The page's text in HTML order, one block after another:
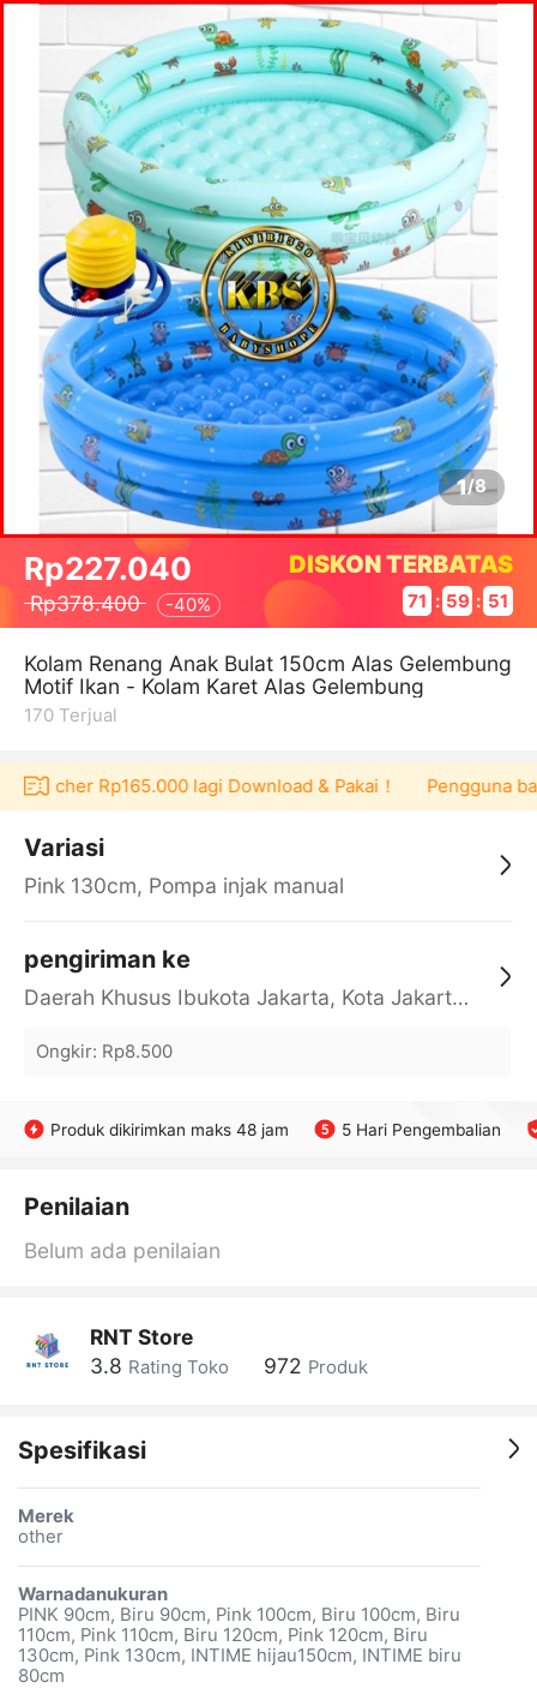
1/8
Rp227.040
Rp378.400 -40%
DISKON TERBATAS
71 : 59 : 50
Kolam Renang Anak Bulat 150cm Alas Gelembung
Motif Ikan - Kolam Karet Alas Gelembung
170 Terjual
Rp165.000 lagi Download & Pakai！ Pengguna
Variasi
Pink 130cm, Pompa injak manual
pengiriman ke
Daerah Khusus Ibukota Jakarta, Kota Jakarta Barat, Cengkareng, yy
Ongkir: Rp8.500
Produk dikirimkan maks 48 jam 5 Hari Pengembalian
Penilaian
Belum ada penilaian
RNT Store
3.8 Rating Toko 972 Produk
Spesifikasi
Merek
other
Warnadanukuran
PINK 90cm, Biru 90cm, Pink 100cm, Biru 100cm, Biru
110cm, Pink 110cm, Biru 120cm, Pink 120cm, Biru
130cm, Pink 130cm, INTIME hijau150cm, INTIME biru
80cm